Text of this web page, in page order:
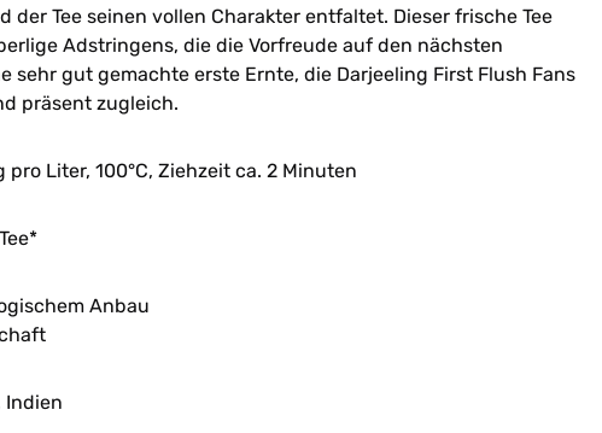
der Tee seinen vollen Charakter entfaltet. Dieser frische Tee
Adstringens, die die Vorfreude auf den nächsten
sehr gut gemachte erste Ernte, die Darjeeling First Flush Fans
präsent zugleich.
pro Liter, 100°C, Ziehzeit ca. 2 Minuten
Anbau
Indien